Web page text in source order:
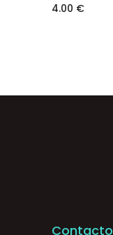
4.00 €
Contacto